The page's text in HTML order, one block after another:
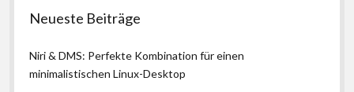
Neueste Beiträge
Niri & DMS: Perfekte Kombination für einen
minimalistischen Linux-Desktop